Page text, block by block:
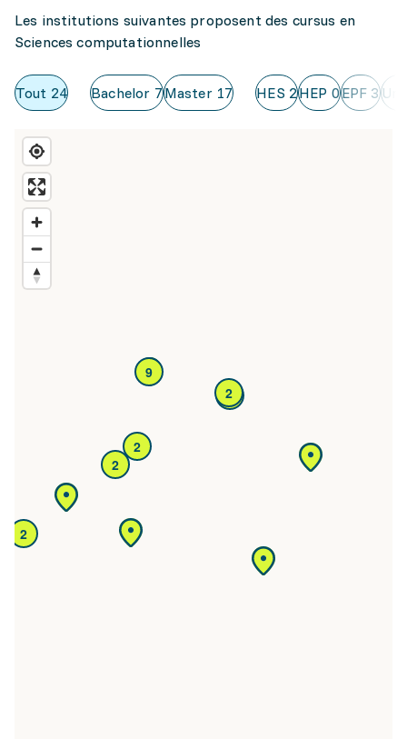
Les institutions suivantes proposent des cursus en
Sciences computationnelles
Tout 24 Bachelor 7Master17 HES 2HEP 0EPF 3Uni
2
2
2
2
9
2